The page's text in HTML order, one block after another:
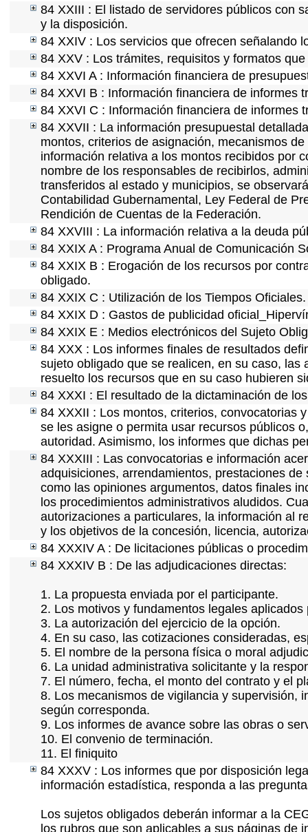
84 XXIII : El listado de servidores públicos con
y la disposición.
84 XXIV : Los servicios que ofrecen señalando
84 XXV : Los trámites, requisitos y formatos
84 XXVI A : Información financiera de
84 XXVI B : Información financiera de informes
84 XXVI C : Información financiera de informes
84 XXVII : La información presupuestal
montos, criterios de asignación, mecanismos
información relativa a los montos recibidos por
nombre de los responsables de recibirlos,
transferidos al estado y municipios, se
Contabilidad Gubernamental, Ley Federal de
Rendición de Cuentas de la Federación.
84 XXVIII : La información relativa a la deuda
84 XXIX A : Programa Anual de Comunicación
84 XXIX B : Erogación de los recursos por
obligado.
84 XXIX C : Utilización de los Tiempos Oficiales.
84 XXIX D : Gastos de publicidad
84 XXIX E : Medios electrónicos del Sujeto
84 XXX : Los informes finales de resultados
sujeto obligado que se realicen, en su caso,
resuelto los recursos que en su caso hubieren
84 XXXI : El resultado de la dictaminación de
84 XXXII : Los montos, criterios, convocatorias
se les asigne o permita usar recursos públicos
autoridad. Asimismo, los informes que dichas
84 XXXIII : Las convocatorias e información
adquisiciones, arrendamientos, prestaciones
como las opiniones argumentos, datos finales
los procedimientos administrativos aludidos.
autorizaciones a particulares, la información al
y los objetivos de la concesión, licencia,
84 XXXIV A : De licitaciones públicas o
84 XXXIV B : De las adjudicaciones directas:
1. La propuesta enviada por el participante.
2. Los motivos y fundamentos legales
3. La autorización del ejercicio de la opción.
4. En su caso, las cotizaciones consideradas,
5. El nombre de la persona física o moral
6. La unidad administrativa solicitante y la
7. El número, fecha, el monto del contrato y el
8. Los mecanismos de vigilancia y supervisión,
según corresponda.
9. Los informes de avance sobre las obras o
10. El convenio de terminación.
11. El finiquito
84 XXXV : Los informes que por disposición
información estadística, responda a las
Los sujetos obligados deberán informar a la
los rubros que son aplicables a sus páginas de